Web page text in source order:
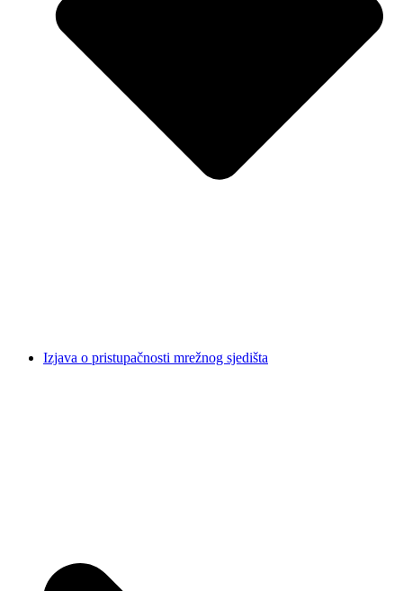
Izjava o pristupačnosti mrežnog sjedišta